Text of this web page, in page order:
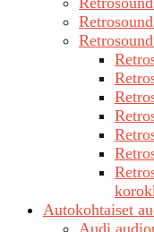
Autokohtaiset